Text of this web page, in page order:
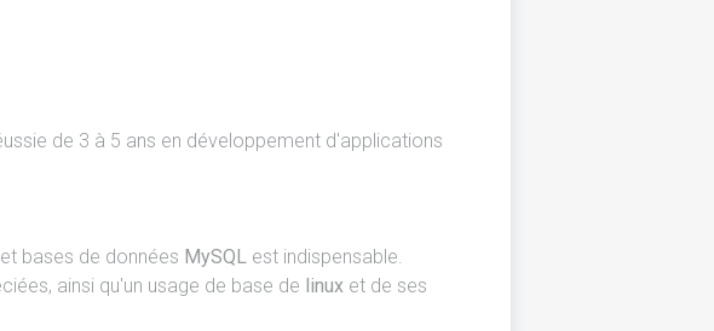
de 3 à 5 ans en développement d'applications
et bases de données MySQL est indispensable.
ainsi qu'un usage de base de linux et de ses